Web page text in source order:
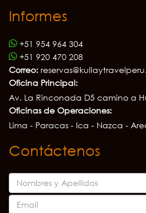
Informes
+51 954 964 304
+51 920 470 208
Correo:
Oficina Principal:
Av. La Rinconada D5 camino a
Oficinas de Operaciones:
Lima - Paracas - Ica - Nazca -
Contáctenos